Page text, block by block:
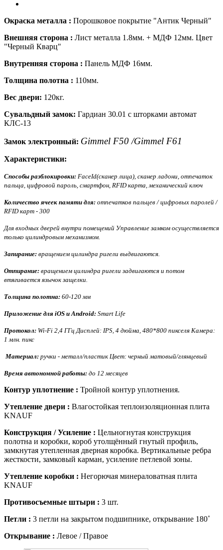
Окраска металла : Порошковое покрытие "Антик Черный"
Внешняя сторона : Лист металла 1.8мм. + МДФ 12мм. Цвет
"Черный Кварц"
Внутренняя сторона : Панель МДФ 16мм.
Толщина полотна : 110мм.
Вес двери: 120кг.
Сувальдный замок: Гардиан 30.01 с шторками автомат
КЛС-13
Замок электронный: Gimmel F50 /Gimmel F61
Характеристики:
Способы разблокировки: FaceId(сканер лица), сканер ладони, отпечаток
пальца, цифровой пароль, смартфон, RFID карта, механический ключ
Количество ячеек памяти для: отпечатков пальцев / цифровых паролей /
RFID карт - 300
Для входных дверей внутри помещений Управление замком осуществляется
только цилиндровым механизмом.
Запирание: вращением цилиндра ригели выдвигаются.
Отпирание: вращением цилиндра ригели задвигаются и потом
втягивается язычок защелки.
Толщина полотна: 60-120 мм
Приложение для iOS и Android: Smart Life
Протокол: Wi-Fi 2,4 ГГц Дисплей: IPS, 4 дюйма, 480*800 пикселя Камера:
1 млн. пикс
Материал: ручки - металл/пластик Цвет: черный матовый/глянцевый
Время автономной работы: до 12 месяцев
Контур уплотнение : Тройной контур уплотнения.
Утепление двери : Влагостойкая теплоизоляционная плита
KNAUF
Конструкция / Усиление : Цельногнутая конструкция
полотна и коробки, короб утолщённый гнутый профиль,
замкнутая утепленная дверная коробка. Вертикальные ребра
жесткости, замковый карман, усиление петлевой зоны.
Утепление коробки : Негорючая минераловатная плита
KNAUF
Противосъемные штыри : 3 шт.
Петли : 3 петли на закрытом подшипнике, открывание 180˚
Открывание : Левое / Правое